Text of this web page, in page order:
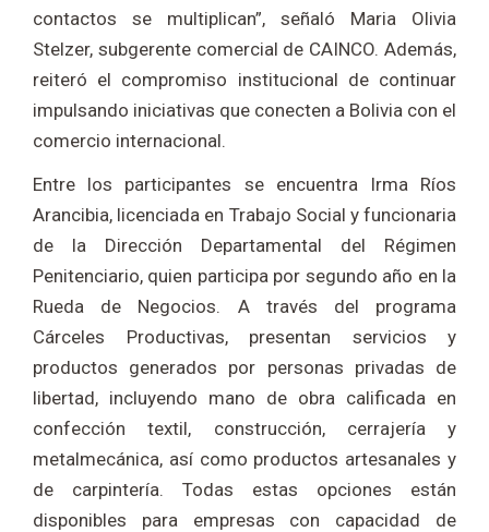
contactos se multiplican”, señaló Maria Olivia
Stelzer, subgerente comercial de CAINCO. Además,
reiteró el compromiso institucional de continuar
impulsando iniciativas que conecten a Bolivia con el
comercio internacional.
Entre los participantes se encuentra Irma Ríos
Arancibia, licenciada en Trabajo Social y funcionaria
de la Dirección Departamental del Régimen
Penitenciario, quien participa por segundo año en la
Rueda de Negocios. A través del programa
Cárceles Productivas, presentan servicios y
productos generados por personas privadas de
libertad, incluyendo mano de obra calificada en
confección textil, construcción, cerrajería y
metalmecánica, así como productos artesanales y
de carpintería. Todas estas opciones están
disponibles para empresas con capacidad de